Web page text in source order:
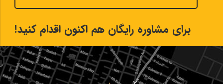
برای مشاوره رایگان هم اکنون اقدام کنید!